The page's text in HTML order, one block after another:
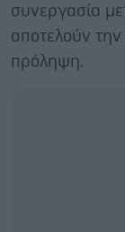
συνεργασία
αποτελούν
πρόληψη.